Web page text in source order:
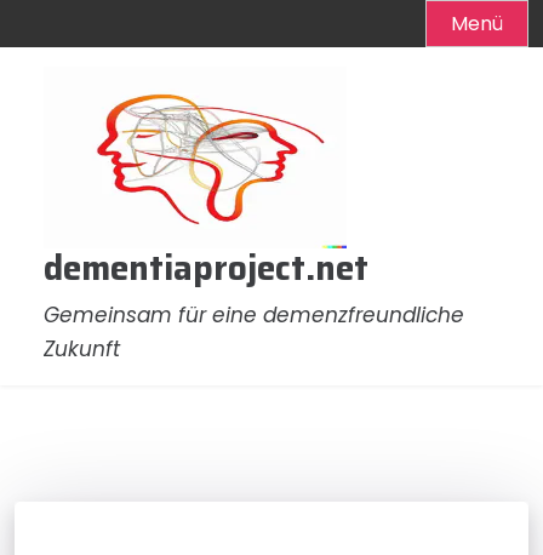
Menü
dementiaproject.net
Gemeinsam für eine demenzfreundliche
Zukunft